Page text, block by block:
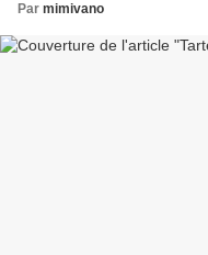
Par mimivano